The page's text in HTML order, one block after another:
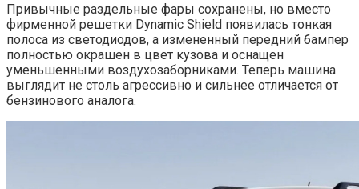
Привычные раздельные фары сохранены, но вместо
фирменной решетки Dynamic Shield появилась тонкая
полоса из светодиодов, а измененный передний бампер
полностью окрашен в цвет кузова и оснащен
уменьшенными воздухозаборниками. Теперь машина
выглядит не столь агрессивно и сильнее отличается от
бензинового аналога.